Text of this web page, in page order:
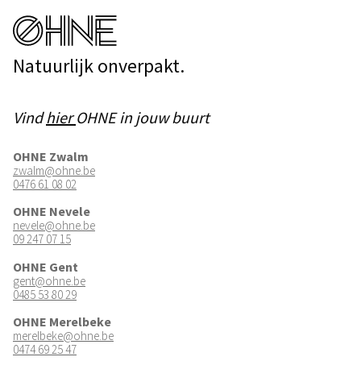
Natuurlijk onverpakt.
VindhierOHNE in jouw buurt
OHNE Zwalm
zwalm@ohne.be
0476 61 08 02
OHNE Nevele
nevele@ohne.be
09 247 07 15
OHNE Gent
gent@ohne.be
0485 53 80 29
OHNE Merelbeke
merelbeke@ohne.be
0474 69 25 47